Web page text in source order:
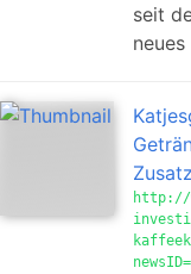
seit
http://